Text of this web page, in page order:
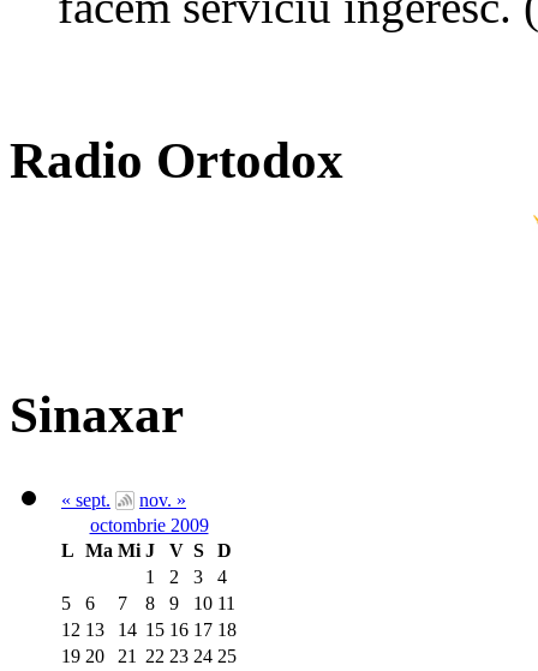
Radio Ortodox
Sinaxar
« sept.
nov. »
octombrie 2009
L Ma Mi J V S
D
1
2 3
4
5
6 7 8 9 10 11
12 13 14 15 16 17 18
19 20 21 22 23 24 25